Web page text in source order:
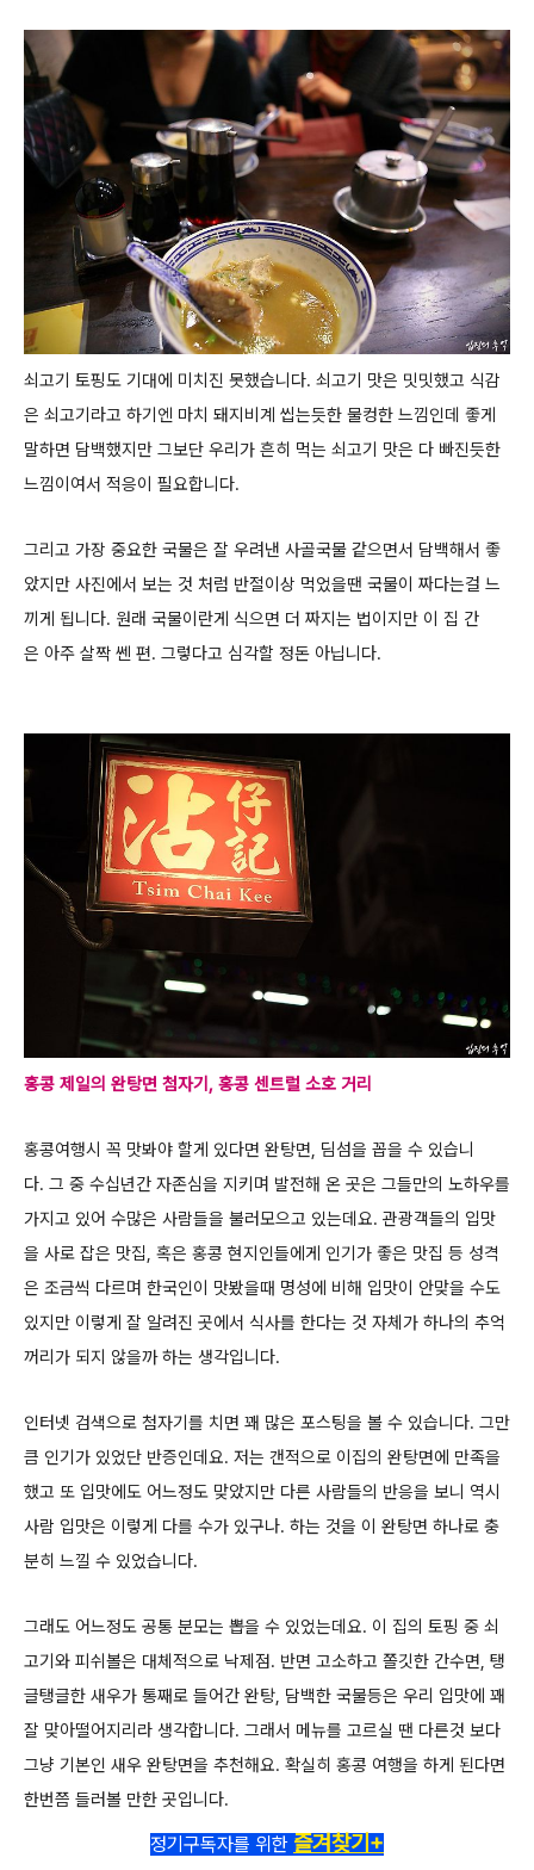
쇠고기 토핑도 기대에 미치진 못했습니다. 쇠고기 맛은 밋밋했고 식감
은 쇠고기라고 하기엔 마치 돼지비계 씹는듯한 물컹한 느낌인데 좋게
말하면 담백했지만 그보단 우리가 흔히 먹는 쇠고기 맛은 다 빠진듯한
느낌이여서 적응이 필요합니다.
그리고 가장 중요한 국물은 잘 우려낸 사골국물 같으면서 담백해서 좋
았지만 사진에서 보는 것 처럼 반절이상 먹었을땐 국물이 짜다는걸 느
끼게 됩니다. 원래 국물이란게 식으면 더 짜지는 법이지만 이 집 간
은 아주 살짝 쎈 편. 그렇다고 심각할 정돈 아닙니다.
홍콩 제일의 완탕면 첨자기, 홍콩 센트럴 소호 거리
홍콩여행시 꼭 맛봐야 할게 있다면 완탕면, 딤섬을 꼽을 수 있습니
다. 그 중 수십년간 자존심을 지키며 발전해 온 곳은 그들만의 노하우를
가지고 있어 수많은 사람들을 불러모으고 있는데요. 관광객들의 입맛
을 사로 잡은 맛집, 혹은 홍콩 현지인들에게 인기가 좋은 맛집 등 성격
은 조금씩 다르며 한국인이 맛봤을때 명성에 비해 입맛이 안맞을 수도
있지만 이렇게 잘 알려진 곳에서 식사를 한다는 것 자체가 하나의 추억
꺼리가 되지 않을까 하는 생각입니다.
인터넷 검색으로 첨자기를 치면 꽤 많은 포스팅을 볼 수 있습니다. 그만
큼 인기가 있었단 반증인데요. 저는 갠적으로 이집의 완탕면에 만족을
했고 또 입맛에도 어느정도 맞았지만 다른 사람들의 반응을 보니 역시
사람 입맛은 이렇게 다를 수가 있구나. 하는 것을 이 완탕면 하나로 충
분히 느낄 수 있었습니다.
그래도 어느정도 공통 분모는 뽑을 수 있었는데요. 이 집의 토핑 중 쇠
고기와 피쉬볼은 대체적으로 낙제점. 반면 고소하고 쫄깃한 간수면, 탱
글탱글한 새우가 통째로 들어간 완탕, 담백한 국물등은 우리 입맛에 꽤
잘 맞아떨어지리라 생각합니다. 그래서 메뉴를 고르실 땐 다른것 보다
그냥 기본인 새우 완탕면을 추천해요. 확실히 홍콩 여행을 하게 된다면
한번쯤 들러볼 만한 곳입니다.
정기구독자를 위한 즐겨찾기+